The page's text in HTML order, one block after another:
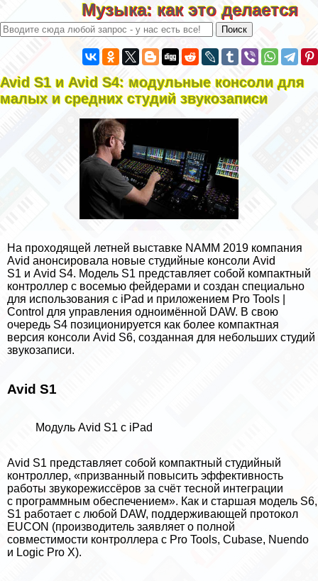
Музыка: как это делается
Avid S1 и Avid S4: модульные консоли для
малых и средних студий звукозаписи
На проходящей летней выставке NAMM 2019 компания
Avid анонсировала новые студийные консоли Avid
S1 и Avid S4. Модель S1 представляет собой компактный
контроллер с восемью фейдерами и создан специально
для использования с iPad и приложением Pro Tools |
Control для управления одноимённой DAW. В свою
очередь S4 позиционируется как более компактная
версия консоли Avid S6, созданная для небольших студий
звукозаписи.
Avid S1
Модуль Avid S1 с iPad
Avid S1 представляет собой компактный студийный
контроллер, «призванный повысить эффективность
работы звукорежиссёров за счёт тесной интеграции
с программным обеспечением». Как и старшая модель S6,
S1 работает с любой DAW, поддерживающей протокол
EUCON (производитель заявляет о полной
совместимости контроллера с Pro Tools, Cubase, Nuendo
и Logic Pro X).